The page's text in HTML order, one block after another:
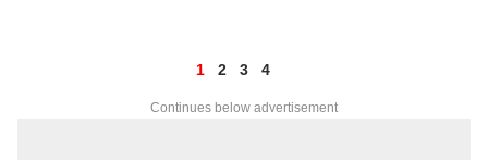
1 2 3 4
Continues below advertisement